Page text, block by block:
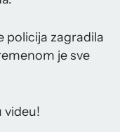
policija zagradila
je sve
videu!